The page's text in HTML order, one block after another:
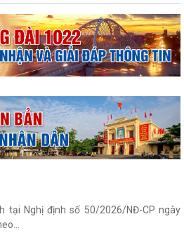
kinh tế - kỹ thuật đối với các dịch vụ
QĐ-UBND ngày 04/8/2026 của UBND
UBND phường Ái Quốc tại buổi tiếp
8...
tại Nghị định số 50/2026/NĐ-CP ngày